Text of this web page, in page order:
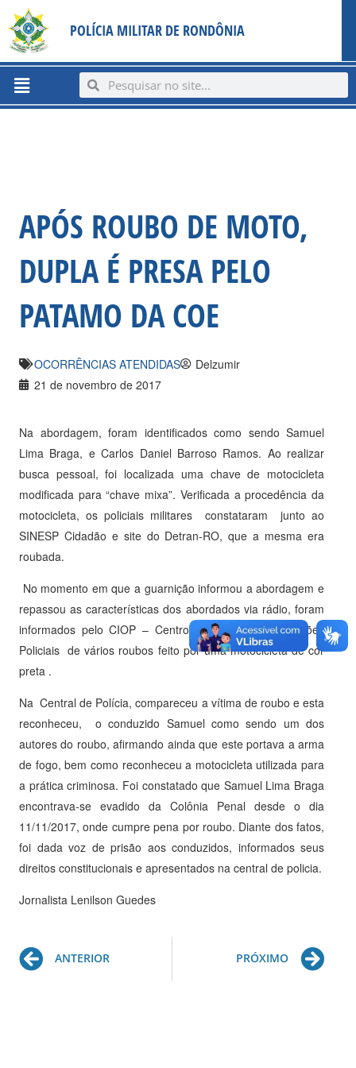
content
para
conteúdo
POLÍCIA MILITAR DE RONDÔNIA
Menu SearchSearch
APÓS ROUBO DE MOTO,
DUPLA É PRESA PELO
PATAMO DA COE
OCORRÊNCIAS ATENDIDAS
Delzumir
21 de novembro de 2017
Na abordagem, foram identificados como sendo Samuel
Lima Braga, e Carlos Daniel Barroso Ramos. Ao realizar
busca pessoal, foi localizada uma chave de motocicleta
modificada para “chave mixa”. Verificada a procedência da
motocicleta, os policiais militares constataram junto ao
SINESP Cidadão e site do Detran-RO, que a mesma era
roubada.
No momento em que a guarnição informou a abordagem e
repassou as características dos abordados via rádio, foram
informados pelo CIOP – Centro Integrado de Operações
Policiais de vários roubos feito por uma motocicleta de cor
preta .
Na Central de Polícia, compareceu a vítima de roubo e esta
reconheceu, o conduzido Samuel como sendo um dos
autores do roubo, afirmando ainda que este portava a arma
de fogo, bem como reconheceu a motocicleta utilizada para
a prática criminosa. Foi constatado que Samuel Lima Braga
encontrava-se evadido da Colônia Penal desde o dia
11/11/2017, onde cumpre pena por roubo. Diante dos fatos,
foi dada voz de prisão aos conduzidos, informados seus
direitos constitucionais e apresentados na central de policia.
Jornalista Lenilson Guedes
Prev
ANTERIOR PRÓXIMO